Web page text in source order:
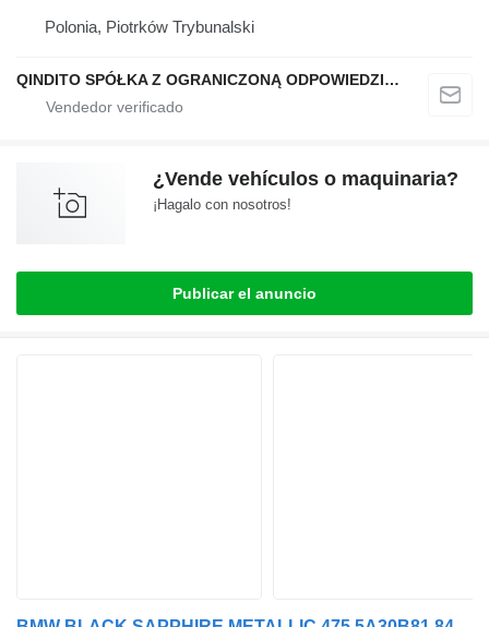
Polonia, Piotrków Trybunalski
QINDITO SPÓŁKA Z OGRANICZONĄ ODPOWIEDZIALNOŚCIĄ
¿Vende vehículos o maquinaria?
¡Hagalo con nosotros!
Publicar el anuncio